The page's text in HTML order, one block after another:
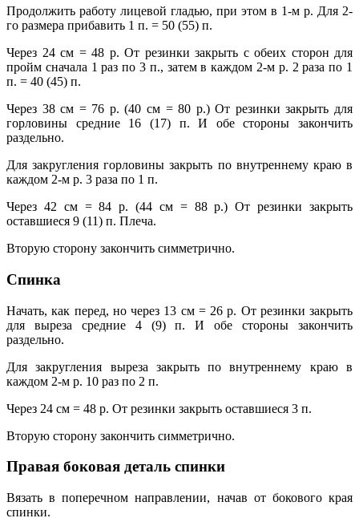
Продолжить работу лицевой гладью, при этом в 1-м р. Для 2-
го размера прибавить 1 п. = 50 (55) п.
Через 24 cм = 48 р. От резинки закрыть с обеих сторон для
пройм сначала 1 раз по 3 п., затем в каждом 2-м р. 2 раза по 1
п. = 40 (45) п.
Через 38 cм = 76 р. (40 cм = 80 р.) От резинки закрыть для
горловины средние 16 (17) п. И обе стороны закончить
раздельно.
Для закругления горловины закрыть по внутреннему краю в
каждом 2-м р. 3 раза по 1 п.
Через 42 cм = 84 р. (44 cм = 88 р.) От резинки закрыть
оставшиеся 9 (11) п. Плеча.
Вторую сторону закончить симметрично.
Спинка
Начать, как перед, но через 13 cм = 26 р. От резинки закрыть
для выреза средние 4 (9) п. И обе стороны закончить
раздельно.
Для закругления выреза закрыть по внутреннему краю в
каждом 2-м р. 10 раз по 2 п.
Через 24 cм = 48 р. От резинки закрыть оставшиеся 3 п.
Вторую сторону закончить симметрично.
Правая боковая деталь спинки
Вязать в поперечном направлении, начав от бокового края
спинки.